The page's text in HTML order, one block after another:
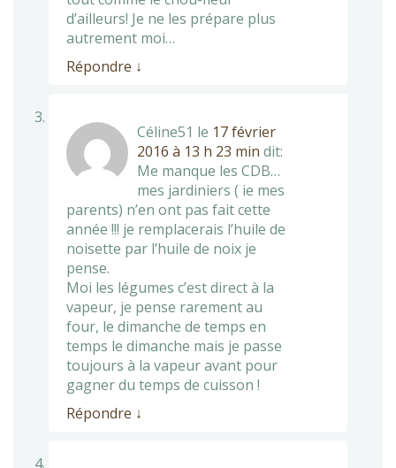
d’ailleurs! Je ne les prépare plus
autrement moi…
Répondre ↓
Céline51 le 17 février
2016 à 13 h 23 min dit:
Me manque les CDB…
mes jardiniers ( ie mes
parents) n’en ont pas fait cette
année !!! je remplacerais l’huile de
noisette par l’huile de noix je
pense.
Moi les légumes c’est direct à la
vapeur, je pense rarement au
four, le dimanche de temps en
temps le dimanche mais je passe
toujours à la vapeur avant pour
gagner du temps de cuisson !
Répondre ↓